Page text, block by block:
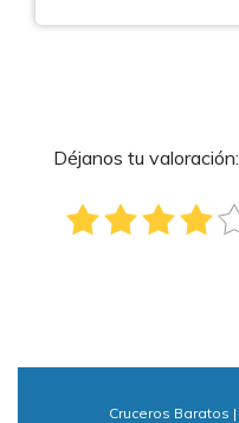
Déjanos tu valoración:
Cruceros Baratos |